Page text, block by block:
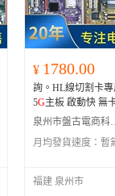
¥ 1780.00
詢。HL線切割卡
5G
泉州市盤
月均發貨速度： 暫
福建 泉州市